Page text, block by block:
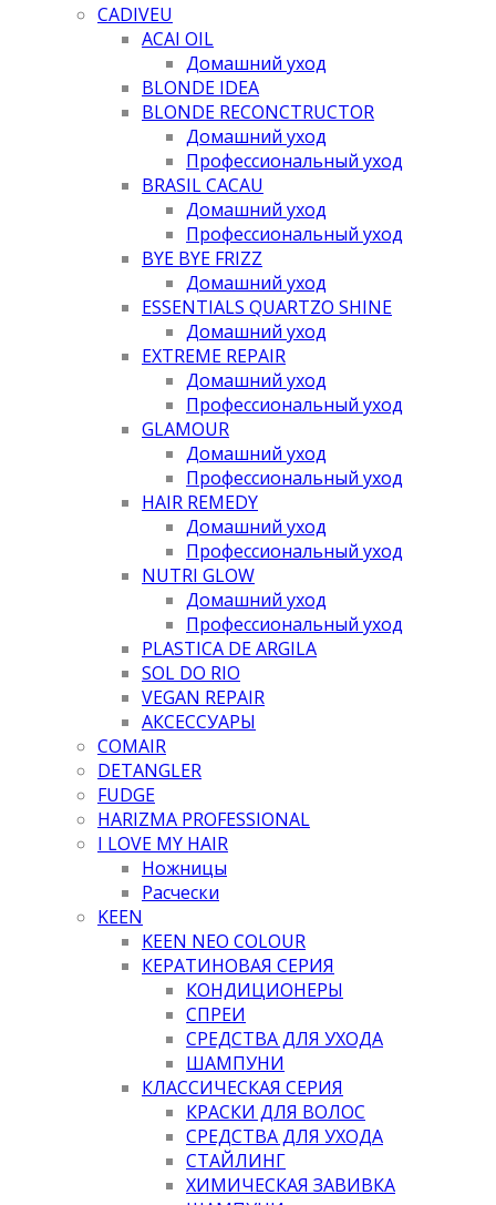
CADIVEU
ACAI OIL
Домашний уход
BLONDE IDEA
BLONDE RECONCTRUCTOR
Домашний уход
Профессиональный уход
BRASIL CACAU
Домашний уход
Профессиональный уход
BYE BYE FRIZZ
Домашний уход
ESSENTIALS QUARTZO SHINE
Домашний уход
EXTREME REPAIR
Домашний уход
Профессиональный уход
GLAMOUR
Домашний уход
Профессиональный уход
HAIR REMEDY
Домашний уход
Профессиональный уход
NUTRI GLOW
Домашний уход
Профессиональный уход
PLASTICA DE ARGILA
SOL DO RIO
VEGAN REPAIR
АКСЕССУАРЫ
COMAIR
DETANGLER
FUDGE
HARIZMA PROFESSIONAL
I LOVE MY HAIR
Ножницы
Расчески
KEEN
KEEN NEO COLOUR
КЕРАТИНОВАЯ СЕРИЯ
КОНДИЦИОНЕРЫ
СПРЕИ
СРЕДСТВА ДЛЯ УХОДА
ШАМПУНИ
КЛАССИЧЕСКАЯ СЕРИЯ
КРАСКИ ДЛЯ ВОЛОС
СРЕДСТВА ДЛЯ УХОДА
СТАЙЛИНГ
ХИМИЧЕСКАЯ ЗАВИВКА